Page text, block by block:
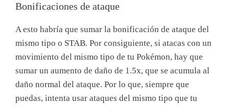
Bonificaciones de ataque
A esto habría que sumar la bonificación de ataque del
mismo tipo o STAB. Por consiguiente, si atacas con un
movimiento del mismo tipo de tu Pokémon, hay que
sumar un aumento de daño de 1.5x, que se acumula al
daño normal del ataque. Por lo que, siempre que
puedas, intenta usar ataques del mismo tipo que tu